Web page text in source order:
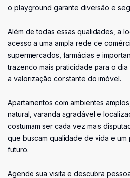
o playground garante diversão e
Além de todas essas qualidades, a
acesso a uma ampla rede de
supermercados, farmácias e
trazendo mais praticidade para o
a valorização constante do imóvel.
Apartamentos com ambientes
natural, varanda agradável e
costumam ser cada vez mais
que buscam qualidade de vida e um
futuro.
Agende sua visita e descubra